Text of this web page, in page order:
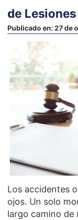
de
Publicado en:27 de
Los accidentes
ojos. Un solo
largo camino de